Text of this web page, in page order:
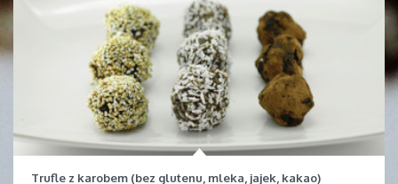
Trufle z karobem (bez glutenu, mleka, jajek, kakao)